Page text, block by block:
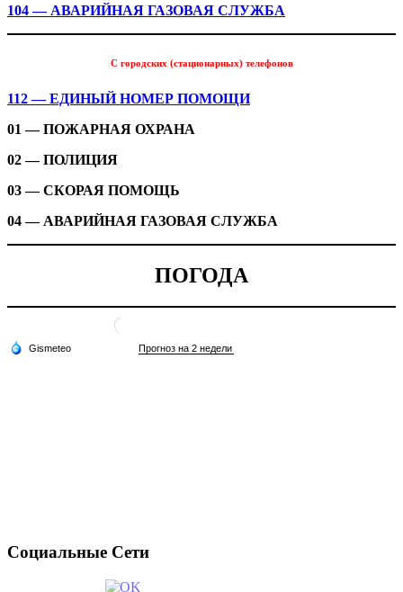
104 — АВАРИЙНАЯ ГАЗОВАЯ СЛУЖБА
С городских (стационарных) телефонов
112 — ЕДИНЫЙ НОМЕР ПОМОЩИ
01 — ПОЖАРНАЯ ОХРАНА
02 — ПОЛИЦИЯ
03 — СКОРАЯ ПОМОЩЬ
04 — АВАРИЙНАЯ ГАЗОВАЯ СЛУЖБА
ПОГОДА
Социальные Сети